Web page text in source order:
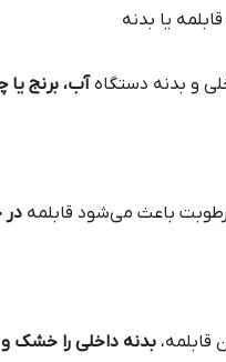
و بدنه دستگاهآب، برنج یا
رطوبت باعث می‌شود قابلمه در
قابلمه، بدنه داخلی را خشک و